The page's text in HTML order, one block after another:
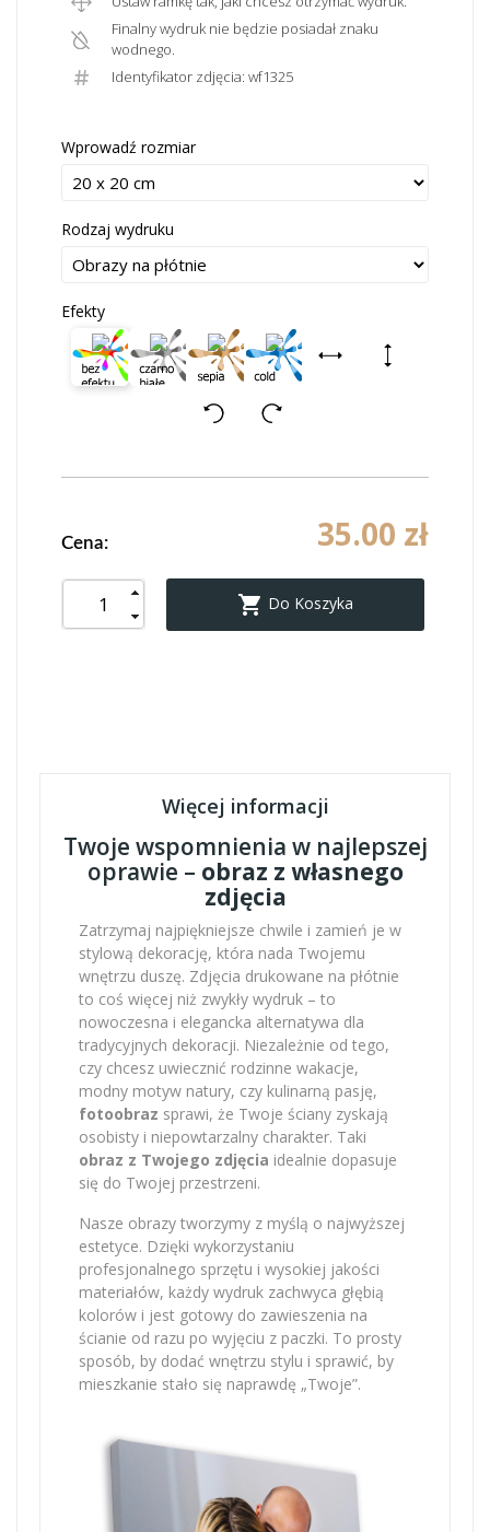
Finalny wydruk nie będzie posiadał znaku
wodnego.
Identyfikator zdjęcia: wf1325
Wprowadź rozmiar
Rodzaj wydruku
Efekty
Cena: 35.00 zł
 Do Koszyka
Więcej informacji
Twoje wspomnienia w najlepszej
oprawie – obraz z własnego
zdjęcia
Zatrzymaj najpiękniejsze chwile i zamień je w
stylową dekorację, która nada Twojemu
wnętrzu duszę. Zdjęcia drukowane na płótnie
to coś więcej niż zwykły wydruk – to
nowoczesna i elegancka alternatywa dla
tradycyjnych dekoracji. Niezależnie od tego,
czy chcesz uwiecznić rodzinne wakacje,
modny motyw natury, czy kulinarną pasję,
fotoobraz sprawi, że Twoje ściany zyskają
osobisty i niepowtarzalny charakter. Taki
obraz z Twojego zdjęcia idealnie dopasuje
się do Twojej przestrzeni.
Nasze obrazy tworzymy z myślą o najwyższej
estetyce. Dzięki wykorzystaniu
profesjonalnego sprzętu i wysokiej jakości
materiałów, każdy wydruk zachwyca głębią
kolorów i jest gotowy do zawieszenia na
ścianie od razu po wyjęciu z paczki. To prosty
sposób, by dodać wnętrzu stylu i sprawić, by
mieszkanie stało się naprawdę „Twoje”.